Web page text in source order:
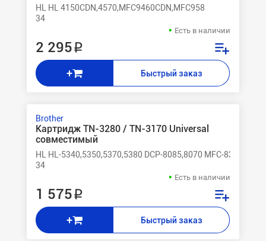
HL HL 4150CDN,4570,MFC9460CDN,MFC958
34
Есть в наличии
2 295 ₽
+ Быстрый заказ
Brother
Картридж TN-3280 / TN-3170 Universal
совместимый
HL HL-5340,5350,5370,5380 DCP-8085,8070 MFC-8370,8880
34
Есть в наличии
1 575 ₽
+ Быстрый заказ